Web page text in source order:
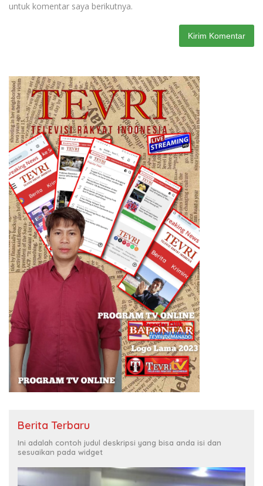
untuk komentar saya berikutnya.
Berita Terbaru
Ini adalah contoh judul deskripsi yang bisa anda isi dan
sesuaikan pada widget